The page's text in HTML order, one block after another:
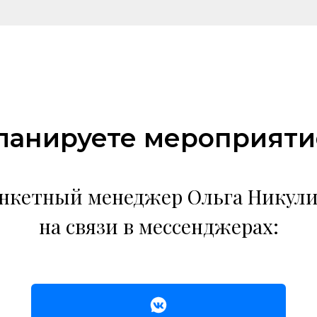
менеджер Ольга
на связи в мессенджерах: